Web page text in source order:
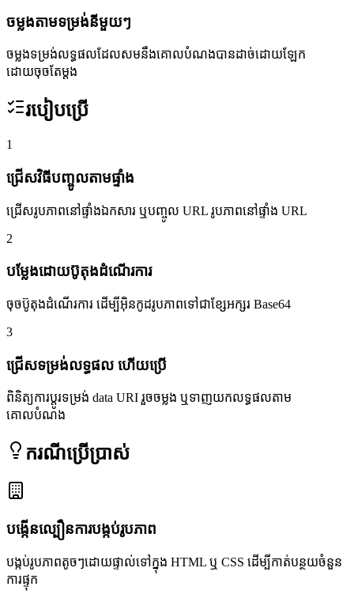
ចម្លងតាមទម្រង់នីមួយៗ
ចម្លងទម្រង់លទ្ធផលដែលសមនឹងគោលបំណងបានដាច់ដោយឡែក
ដោយចុចតែម្តង
របៀបប្រើ
1
ជ្រើសវិធីបញ្ចូលតាមផ្ទាំង
ជ្រើសរូបភាពនៅផ្ទាំងឯកសារ ឬបញ្ចូល URL រូបភាពនៅផ្ទាំង URL
2
បម្លែងដោយប៊ូតុងដំណើរការ
ចុចប៊ូតុងដំណើរការ ដើម្បីអ៊ិនកូដរូបភាពទៅជាខ្សែអក្សរ Base64
3
ជ្រើសទម្រង់លទ្ធផល ហើយប្រើ
ពិនិត្យការប្តូរទម្រង់ data URI រួចចម្លង ឬទាញយកលទ្ធផលតាម
គោលបំណង
ករណីប្រើប្រាស់
បង្កើនល្បឿនការបង្កប់រូបភាព
បង្កប់រូបភាពតូចៗដោយផ្ទាល់ទៅក្នុង HTML ឬ CSS ដើម្បីកាត់បន្ថយចំនួន
ការផ្ទុក